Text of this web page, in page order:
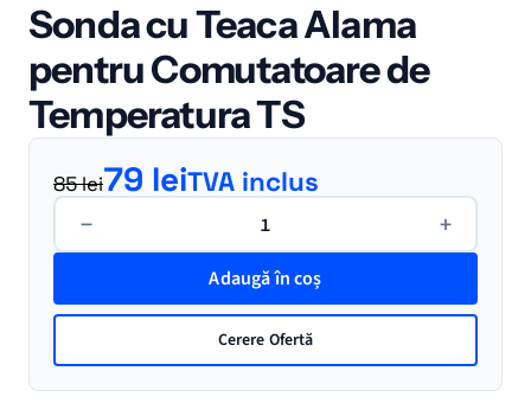
Sonda cu Teaca Alama
pentru Comutatoare de
Temperatura TS
85lei
Prețul inițial a fost: 85 lei.
79 lei
Prețul curent este: 79 lei.
TVA inclus
−
Cantitate
Sonda
Teaca
pentru
Comutatoare
+
Adaugă în coș
Cerere Ofertă